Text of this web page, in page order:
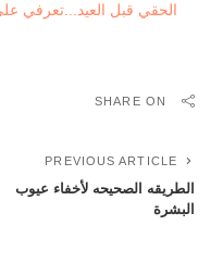
الحقي قبل العيد...تعرفي على
SHARE ON
PREVIOUS ARTICLE
الطريقه الصحيحه لأخفاء عيوب
البشرة